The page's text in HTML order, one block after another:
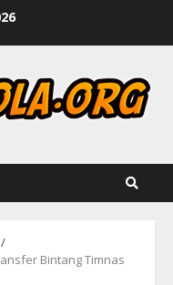
Bintang Timnas